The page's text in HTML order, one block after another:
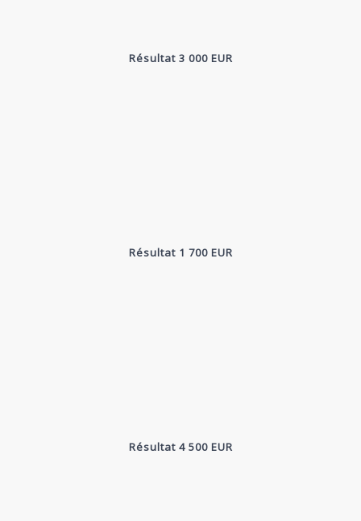
Résultat 3 000 EUR
Résultat 1 700 EUR
Résultat 4 500 EUR